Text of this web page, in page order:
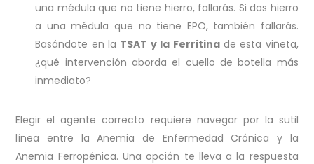
una médula que no tiene hierro, fallarás. Si das hierro
a una médula que no tiene EPO, también fallarás.
Basándote en la TSAT y la Ferritinade esta viñeta,
¿qué intervención aborda el cuello de botella más
inmediato?
Elegir el agente correcto requiere navegar por la sutil
línea entre la Anemia de Enfermedad Crónica y la
Anemia Ferropénica. Una opción te lleva a la respuesta